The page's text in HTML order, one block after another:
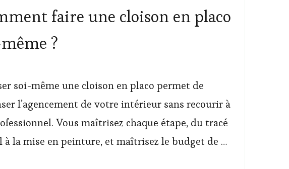
faire une cloison en placo
?
soi-même une cloison en placo permet de
l’agencement de votre intérieur sans recourir à
Vous maîtrisez chaque étape, du tracé
la mise en peinture, et maîtrisez le budget de …